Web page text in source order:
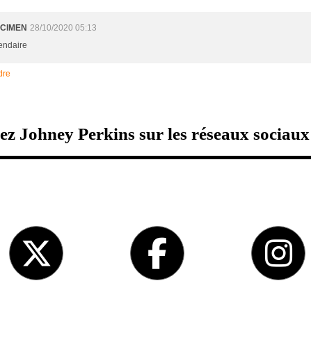
28/10/2020 05:13
Johney Perkins sur les réseaux sociaux